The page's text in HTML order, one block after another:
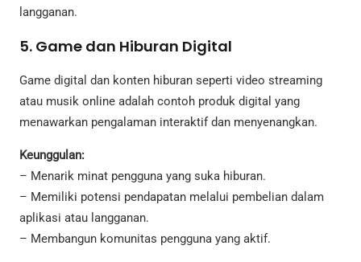
langganan.
5. Game dan Hiburan Digital
Game digital dan konten hiburan seperti video streaming
atau musik online adalah contoh produk digital yang
menawarkan pengalaman interaktif dan menyenangkan.
Keunggulan:
– Menarik minat pengguna yang suka hiburan.
– Memiliki potensi pendapatan melalui pembelian dalam
aplikasi atau langganan.
– Membangun komunitas pengguna yang aktif.